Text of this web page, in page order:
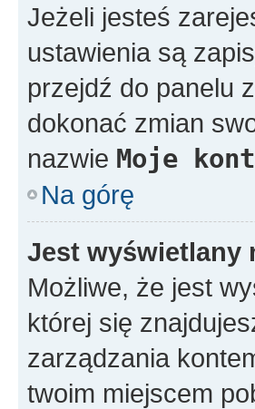
Jeżeli jesteś
ustawienia są
przejdź do panelu
dokonać zmian
nazwie Moje
Na górę
Jest wyświetlany
Możliwe, że jest
której się
zarządzania
twoim miejscem